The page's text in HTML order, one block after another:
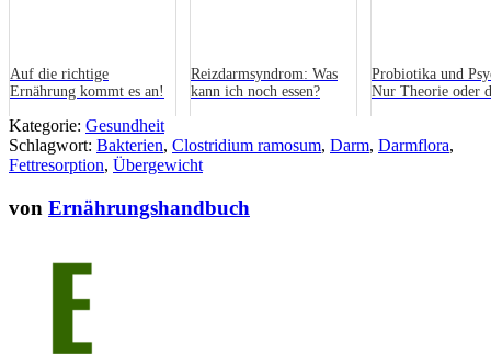
Auf die richtige
Ernährung kommt es an!
Reizdarmsyndrom: Was
kann ich noch essen?
Probiotika und
Nur Theorie oder
Kategorie: Gesundheit
Schlagwort: Bakterien, Clostridium ramosum, Darm, Darmflora,
Fettresorption, Übergewicht
von Ernährungshandbuch